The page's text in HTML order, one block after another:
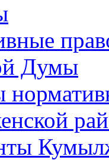
Думы